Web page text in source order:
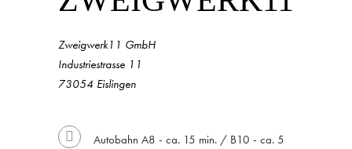
Zweigwerk11 GmbH
Industriestrasse 11
73054 Eislingen
Autobahn A8 - ca. 15 min. / B10 - ca. 5